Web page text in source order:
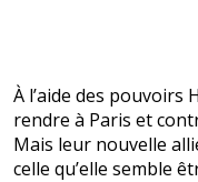
À l’aide des pouvoirs
rendre à Paris et
Mais leur nouvelle
celle qu’elle semble